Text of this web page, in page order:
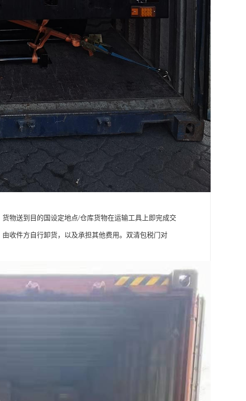
物送到目的国设定地点/仓库货物在运输工具上即完成交
收件方自行卸货，以及承担其他费用。双清包税门对